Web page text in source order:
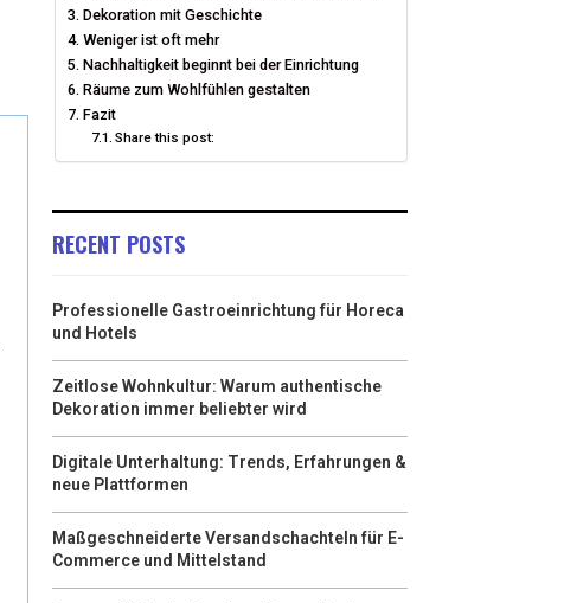
Dekoration mit Geschichte
Weniger ist oft mehr
Nachhaltigkeit beginnt bei der Einrichtung
Räume zum Wohlfühlen gestalten
Fazit
Share this post:
RECENT POSTS
Professionelle Gastroeinrichtung für Horeca
und Hotels
Zeitlose Wohnkultur: Warum authentische
Dekoration immer beliebter wird
Digitale Unterhaltung: Trends, Erfahrungen &
neue Plattformen
Maßgeschneiderte Versandschachteln für E-
Commerce und Mittelstand